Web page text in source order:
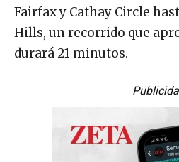
Fairfax y Cathay Circle
Hills, un recorrido que
durará 21 minutos.